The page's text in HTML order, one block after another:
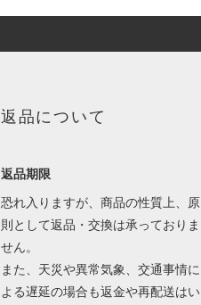
返品について
返品期限
恐れ入りますが、商品の性質上、原
則として返品・交換は承っておりま
せん。
また、天災や異常気象、交通事情に
よる遅延の場合も返金や再配送はい